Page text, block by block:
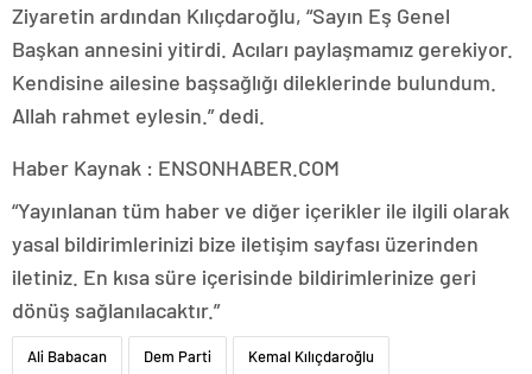
Ziyaretin ardından Kılıçdaroğlu, “Sayın Eş Genel
Başkan annesini yitirdi. Acıları paylaşmamız gerekiyor.
Kendisine ailesine başsağlığı dileklerinde bulundum.
Allah rahmet eylesin.” dedi.
Haber Kaynak : ENSONHABER.COM
“Yayınlanan tüm haber ve diğer içerikler ile ilgili olarak
yasal bildirimlerinizi bize iletişim sayfası üzerinden
iletiniz. En kısa süre içerisinde bildirimlerinize geri
dönüş sağlanılacaktır.”
Ali Babacan Dem Parti Kemal Kılıçdaroğlu